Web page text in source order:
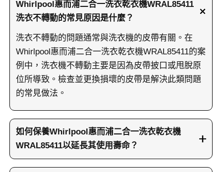
Whirlpool惠而浦二合一洗衣乾衣機WRAL85411
洗衣不轉動的常見原因是什麼？
洗衣不轉動的問題通常與洗衣機的皮帶有關。在
Whirlpool惠而浦二合一洗衣乾衣機WRAL85411的案
例中，洗衣機不轉動主要是因為皮帶披口或甩脫原
位所導致。檢查並更換損壞的皮帶是解決此類問題
的常見做法。
如何保養Whirlpool惠而浦二合一洗衣乾衣機
WRAL85411以延長其使用壽命？
保護Whirlpool惠而浦二合一洗衣乾衣機WRAL85411